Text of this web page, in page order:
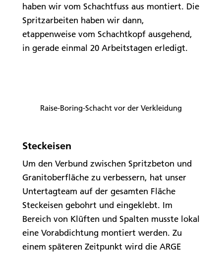
haben wir vom Schachtfuss aus montiert. Die
Spritzarbeiten haben wir dann,
etappenweise vom Schachtkopf ausgehend,
in gerade einmal 20 Arbeitstagen erledigt.
Raise-Boring-Schacht vor der Verkleidung
Steckeisen
Um den Verbund zwischen Spritzbeton und
Granitoberfläche zu verbessern, hat unser
Untertagteam auf der gesamten Fläche
Steckeisen gebohrt und eingeklebt. Im
Bereich von Klüften und Spalten musste lokal
eine Vorabdichtung montiert werden. Zu
einem späteren Zeitpunkt wird die ARGE